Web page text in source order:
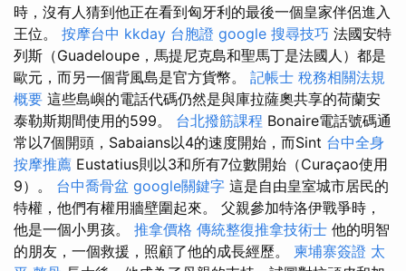
時，沒有人猜到他正在看到匈牙利的最後一個皇家伴侶進入
王位。 按摩台中 kkday 台胞證 google 搜尋技巧 法國安特
列斯（Guadeloupe，馬提尼克島和聖馬丁是法國人）都是
歐元，而另一個背風島是官方貨幣。 記帳士 稅務相關法規
概要 這些島嶼的電話代碼仍然是與庫拉薩奧共享的荷蘭安
泰勒斯期間使用的599。 台北撥筋課程 Bonaire電話號碼通
常以7個開頭，Sabaians以4的速度開始，而Sint 台中全身
按摩推薦 Eustatius則以3和所有7位數開始（Curaçao使用
9）。 台中喬骨盆 google關鍵字 這是自由皇室城市居民的
特權，他們有權用牆壁圍起來。 父親參加特洛伊戰爭時，
他是一個小男孩。 推拿價格 傳統整復推拿技術士 他的明智
的朋友，一個救援，照顧了他的成長經歷。 柬埔寨簽證 太